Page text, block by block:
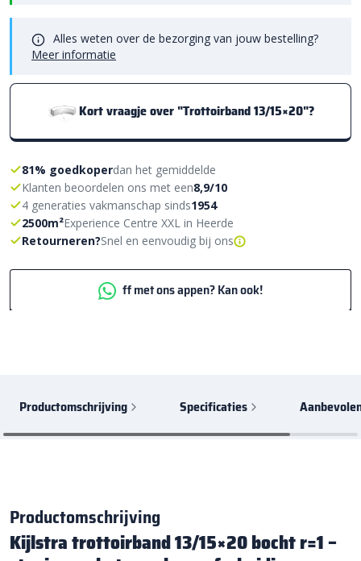
Alles weten over de bezorging van jouw bestelling?
Meer informatie
Kort vraagje over "Trottoirband 13/15×20"?
81% goedkoperdan het gemiddelde
Klanten beoordelen ons met een8,9/10
4 generaties vakmanschap sinds1954
2500m²Experience Centre XXL in Heerde
Retourneren?Snel en eenvoudig bij ons
ff met ons appen? Kan ook!
Productomschrijving Specificaties
Productomschrijving
Kijlstra trottoirband 13/15×20 bocht r=1 –